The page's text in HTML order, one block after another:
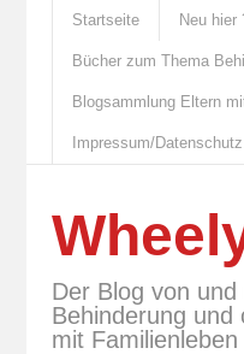
Startseite Neu hier
Bücher zum Thema
Blogsammlung Eltern
Impressum/Datenschutz
Der Blog von
Behinderung und
mit Familienleben